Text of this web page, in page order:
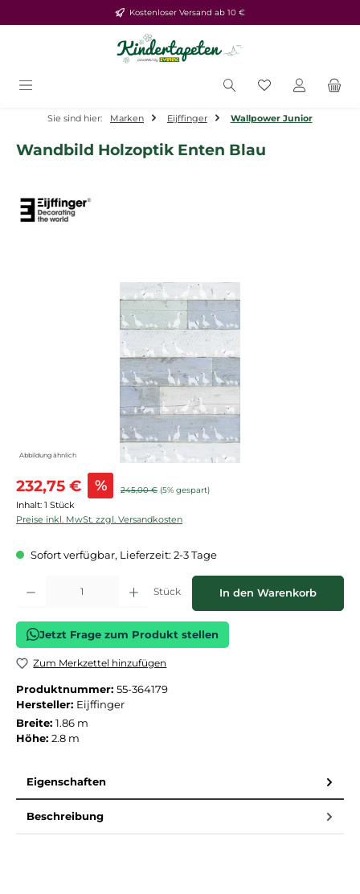
Zum Hauptinhalt springenKostenloser Versand ab 10 €
Du hast 0
Sie sind hier: Marken Eijffinger Wallpower Junior
Wandbild Holzoptik Enten Blau
Bildergalerie überspringen
Abbildung ähnlich
Verkaufspreis:
232,75 € % Regulärer Preis:
245,00 € (5% gespart)
Inhalt: 1 Stück
Preise inkl. MwSt. zzgl. Versandkosten
Sofort verfügbar, Lieferzeit: 2-3 Tage
Produkt Anzahl: Gib den gewünschten Wert ein oder benutze die
Stück In den Warenkorb
Jetzt Frage zum Produkt stellen
Zum Merkzettel hinzufügen
Produktnummer: 55-364179
Hersteller: Eijffinger
Breite: 1.86 m
Höhe: 2.8 m
Eigenschaften
Beschreibung